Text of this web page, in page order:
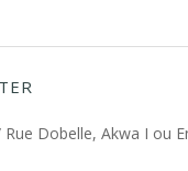
Rue Dobelle, Akwa I ou